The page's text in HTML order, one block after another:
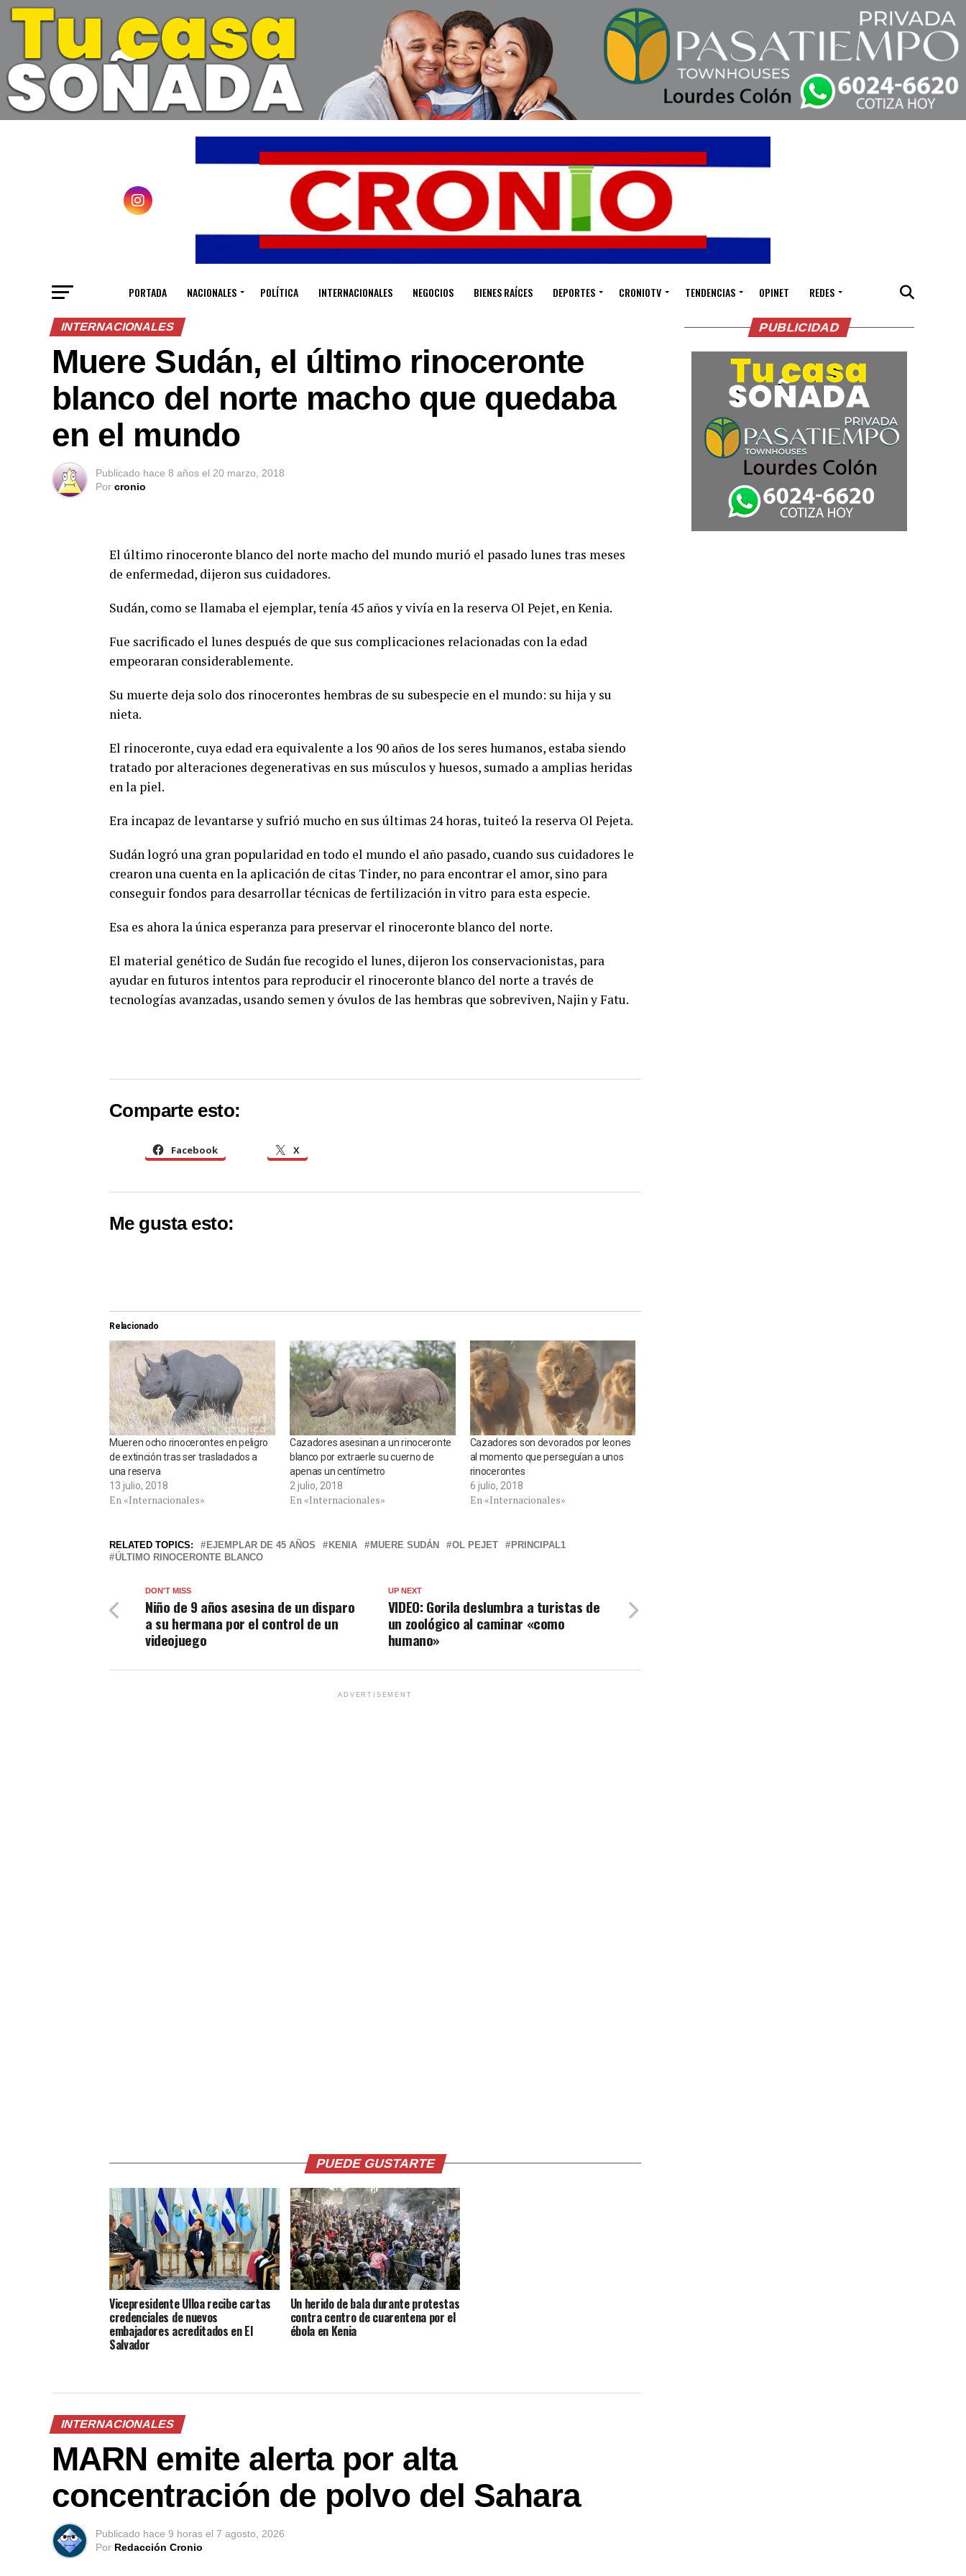
PORTADA NACIONALES POLÍTICA INTERNACIONALES NEGOCIOS BIENES RAÍCES DEPORTES CRONIOTV TENDENCIAS OPINET REDES
INTERNACIONALES
Muere Sudán, el último rinoceronte
blanco del norte macho que quedaba
en el mundo
Publicado hace 8 años el 20 marzo, 2018
Por cronio
El último rinoceronte blanco del norte macho del mundo murió el pasado lunes tras meses
de enfermedad, dijeron sus cuidadores.
Sudán, como se llamaba el ejemplar, tenía 45 años y vivía en la reserva Ol Pejet, en Kenia.
Fue sacrificado el lunes después de que sus complicaciones relacionadas con la edad
empeoraran considerablemente.
Su muerte deja solo dos rinocerontes hembras de su subespecie en el mundo: su hija y su
nieta.
El rinoceronte, cuya edad era equivalente a los 90 años de los seres humanos, estaba siendo
tratado por alteraciones degenerativas en sus músculos y huesos, sumado a amplias heridas
en la piel.
Era incapaz de levantarse y sufrió mucho en sus últimas 24 horas, tuiteó la reserva Ol Pejeta.
Sudán logró una gran popularidad en todo el mundo el año pasado, cuando sus cuidadores le
crearon una cuenta en la aplicación de citas Tinder, no para encontrar el amor, sino para
conseguir fondos para desarrollar técnicas de fertilización in vitro para esta especie.
Esa es ahora la única esperanza para preservar el rinoceronte blanco del norte.
El material genético de Sudán fue recogido el lunes, dijeron los conservacionistas, para
ayudar en futuros intentos para reproducir el rinoceronte blanco del norte a través de
tecnologías avanzadas, usando semen y óvulos de las hembras que sobreviven, Najin y Fatu.
Comparte esto:
Facebook X
Me gusta esto:
Relacionado
Mueren ocho rinocerontes en peligro
de extinción tras ser trasladados a
una reserva
13 julio, 2018
En «Internacionales»
Cazadores asesinan a un rinoceronte
blanco por extraerle su cuerno de
apenas un centímetro
2 julio, 2018
En «Internacionales»
Cazadores son devorados por leones
al momento que perseguían a unos
rinocerontes
6 julio, 2018
En «Internacionales»
RELATED TOPICS: EJEMPLAR DE 45 AÑOS KENIA MUERE SUDÁN OL PEJET
PRINCIPAL1
ÚLTIMO RINOCERONTE BLANCO
UP NEXT
VIDEO: Gorila deslumbra a turistas de
un zoológico al caminar «como
humano»
DON'T MISS
Niño de 9 años asesina de un disparo
a su hermana por el control de un
videojuego
ADVERTISEMENT
PUEDE GUSTARTE
Vicepresidente Ulloa recibe cartas
credenciales de nuevos
embajadores acreditados en El
Salvador
Un herido de bala durante protestas
contra centro de cuarentena por el
ébola en Kenia
INTERNACIONALES
MARN emite alerta por alta
concentración de polvo del Sahara
Publicado hace 9 horas el 7 agosto, 2026
Por Redacción Cronio
PUBLICIDAD